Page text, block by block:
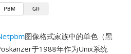
PBM GIF
图像格式家族中的单色（黑
于1988年作为Unix系统